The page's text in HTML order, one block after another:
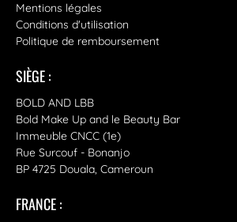
Mentions légales
Conditions d'utilisation
Politique de remboursement
SIÈGE :
BOLD AND LBB
Bold Make Up and le Beauty Bar
Immeuble CNCC (1e)
Rue Surcouf - Bonanjo
BP 4725 Douala, Cameroun
FRANCE :